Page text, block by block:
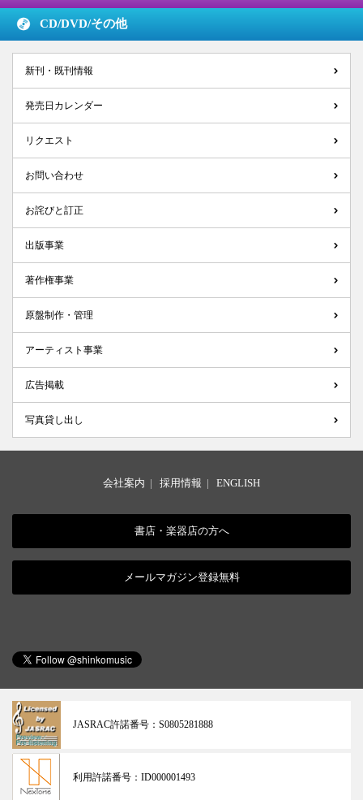
CD/DVD/その他
新刊・既刊情報
発売日カレンダー
リクエスト
お問い合わせ
お詫びと訂正
出版事業
著作権事業
原盤制作・管理
アーティスト事業
広告掲載
写真貸し出し
会社案内 | 採用情報 | ENGLISH
書店・楽器店の方へ
メールマガジン登録無料
JASRAC許諾番号： S0805281888
利用許諾番号： ID000001493